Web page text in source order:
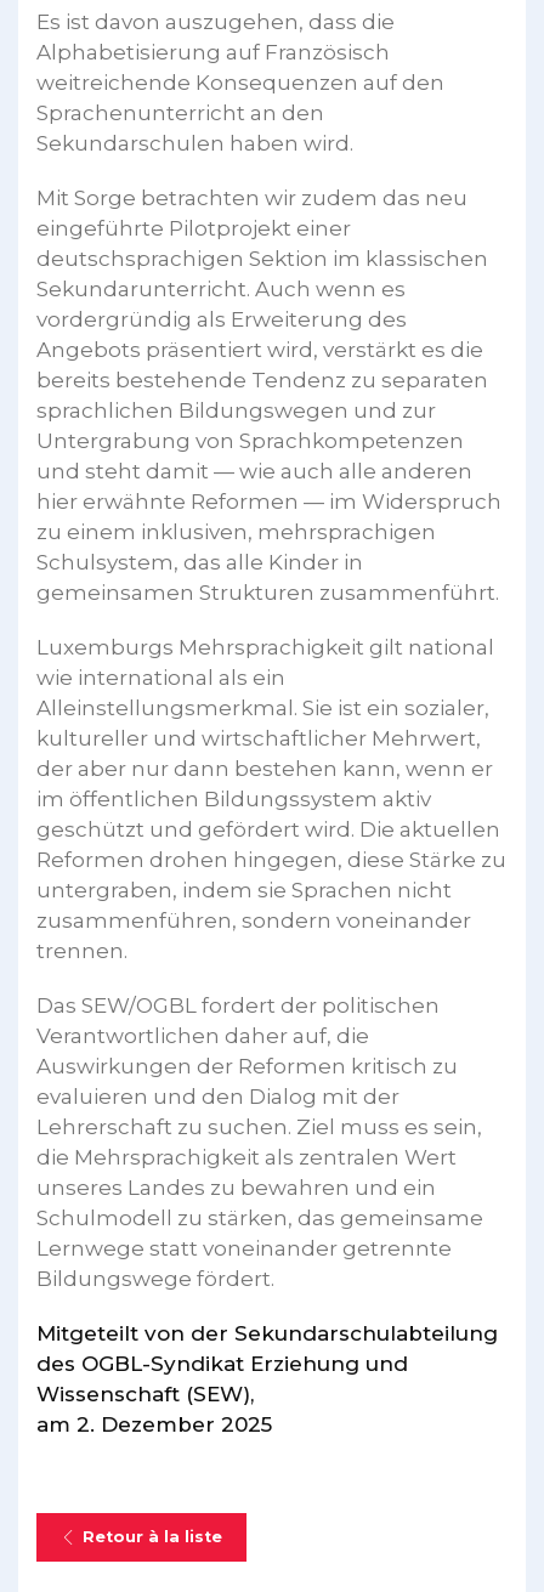
Es ist davon auszugehen, dass die
Alphabetisierung auf Französisch
weitreichende Konsequenzen auf den
Sprachenunterricht an den
Sekundarschulen haben wird.
Mit Sorge betrachten wir zudem das neu
eingeführte Pilotprojekt einer
deutschsprachigen Sektion im klassischen
Sekundarunterricht. Auch wenn es
vordergründig als Erweiterung des
Angebots präsentiert wird, verstärkt es die
bereits bestehende Tendenz zu separaten
sprachlichen Bildungswegen und zur
Untergrabung von Sprachkompetenzen
und steht damit — wie auch alle anderen
hier erwähnte Reformen — im Widerspruch
zu einem inklusiven, mehrsprachigen
Schulsystem, das alle Kinder in
gemeinsamen Strukturen zusammenführt.
Luxemburgs Mehrsprachigkeit gilt national
wie international als ein
Alleinstellungsmerkmal. Sie ist ein sozialer,
kultureller und wirtschaftlicher Mehrwert,
der aber nur dann bestehen kann, wenn er
im öffentlichen Bildungssystem aktiv
geschützt und gefördert wird. Die aktuellen
Reformen drohen hingegen, diese Stärke zu
untergraben, indem sie Sprachen nicht
zusammenführen, sondern voneinander
trennen.
Das SEW/OGBL fordert der politischen
Verantwortlichen daher auf, die
Auswirkungen der Reformen kritisch zu
evaluieren und den Dialog mit der
Lehrerschaft zu suchen. Ziel muss es sein,
die Mehrsprachigkeit als zentralen Wert
unseres Landes zu bewahren und ein
Schulmodell zu stärken, das gemeinsame
Lernwege statt voneinander getrennte
Bildungswege fördert.
Mitgeteilt von der Sekundarschulabteilung
des OGBL-Syndikat Erziehung und
Wissenschaft (SEW),
am 2. Dezember 2025
Retour à la liste